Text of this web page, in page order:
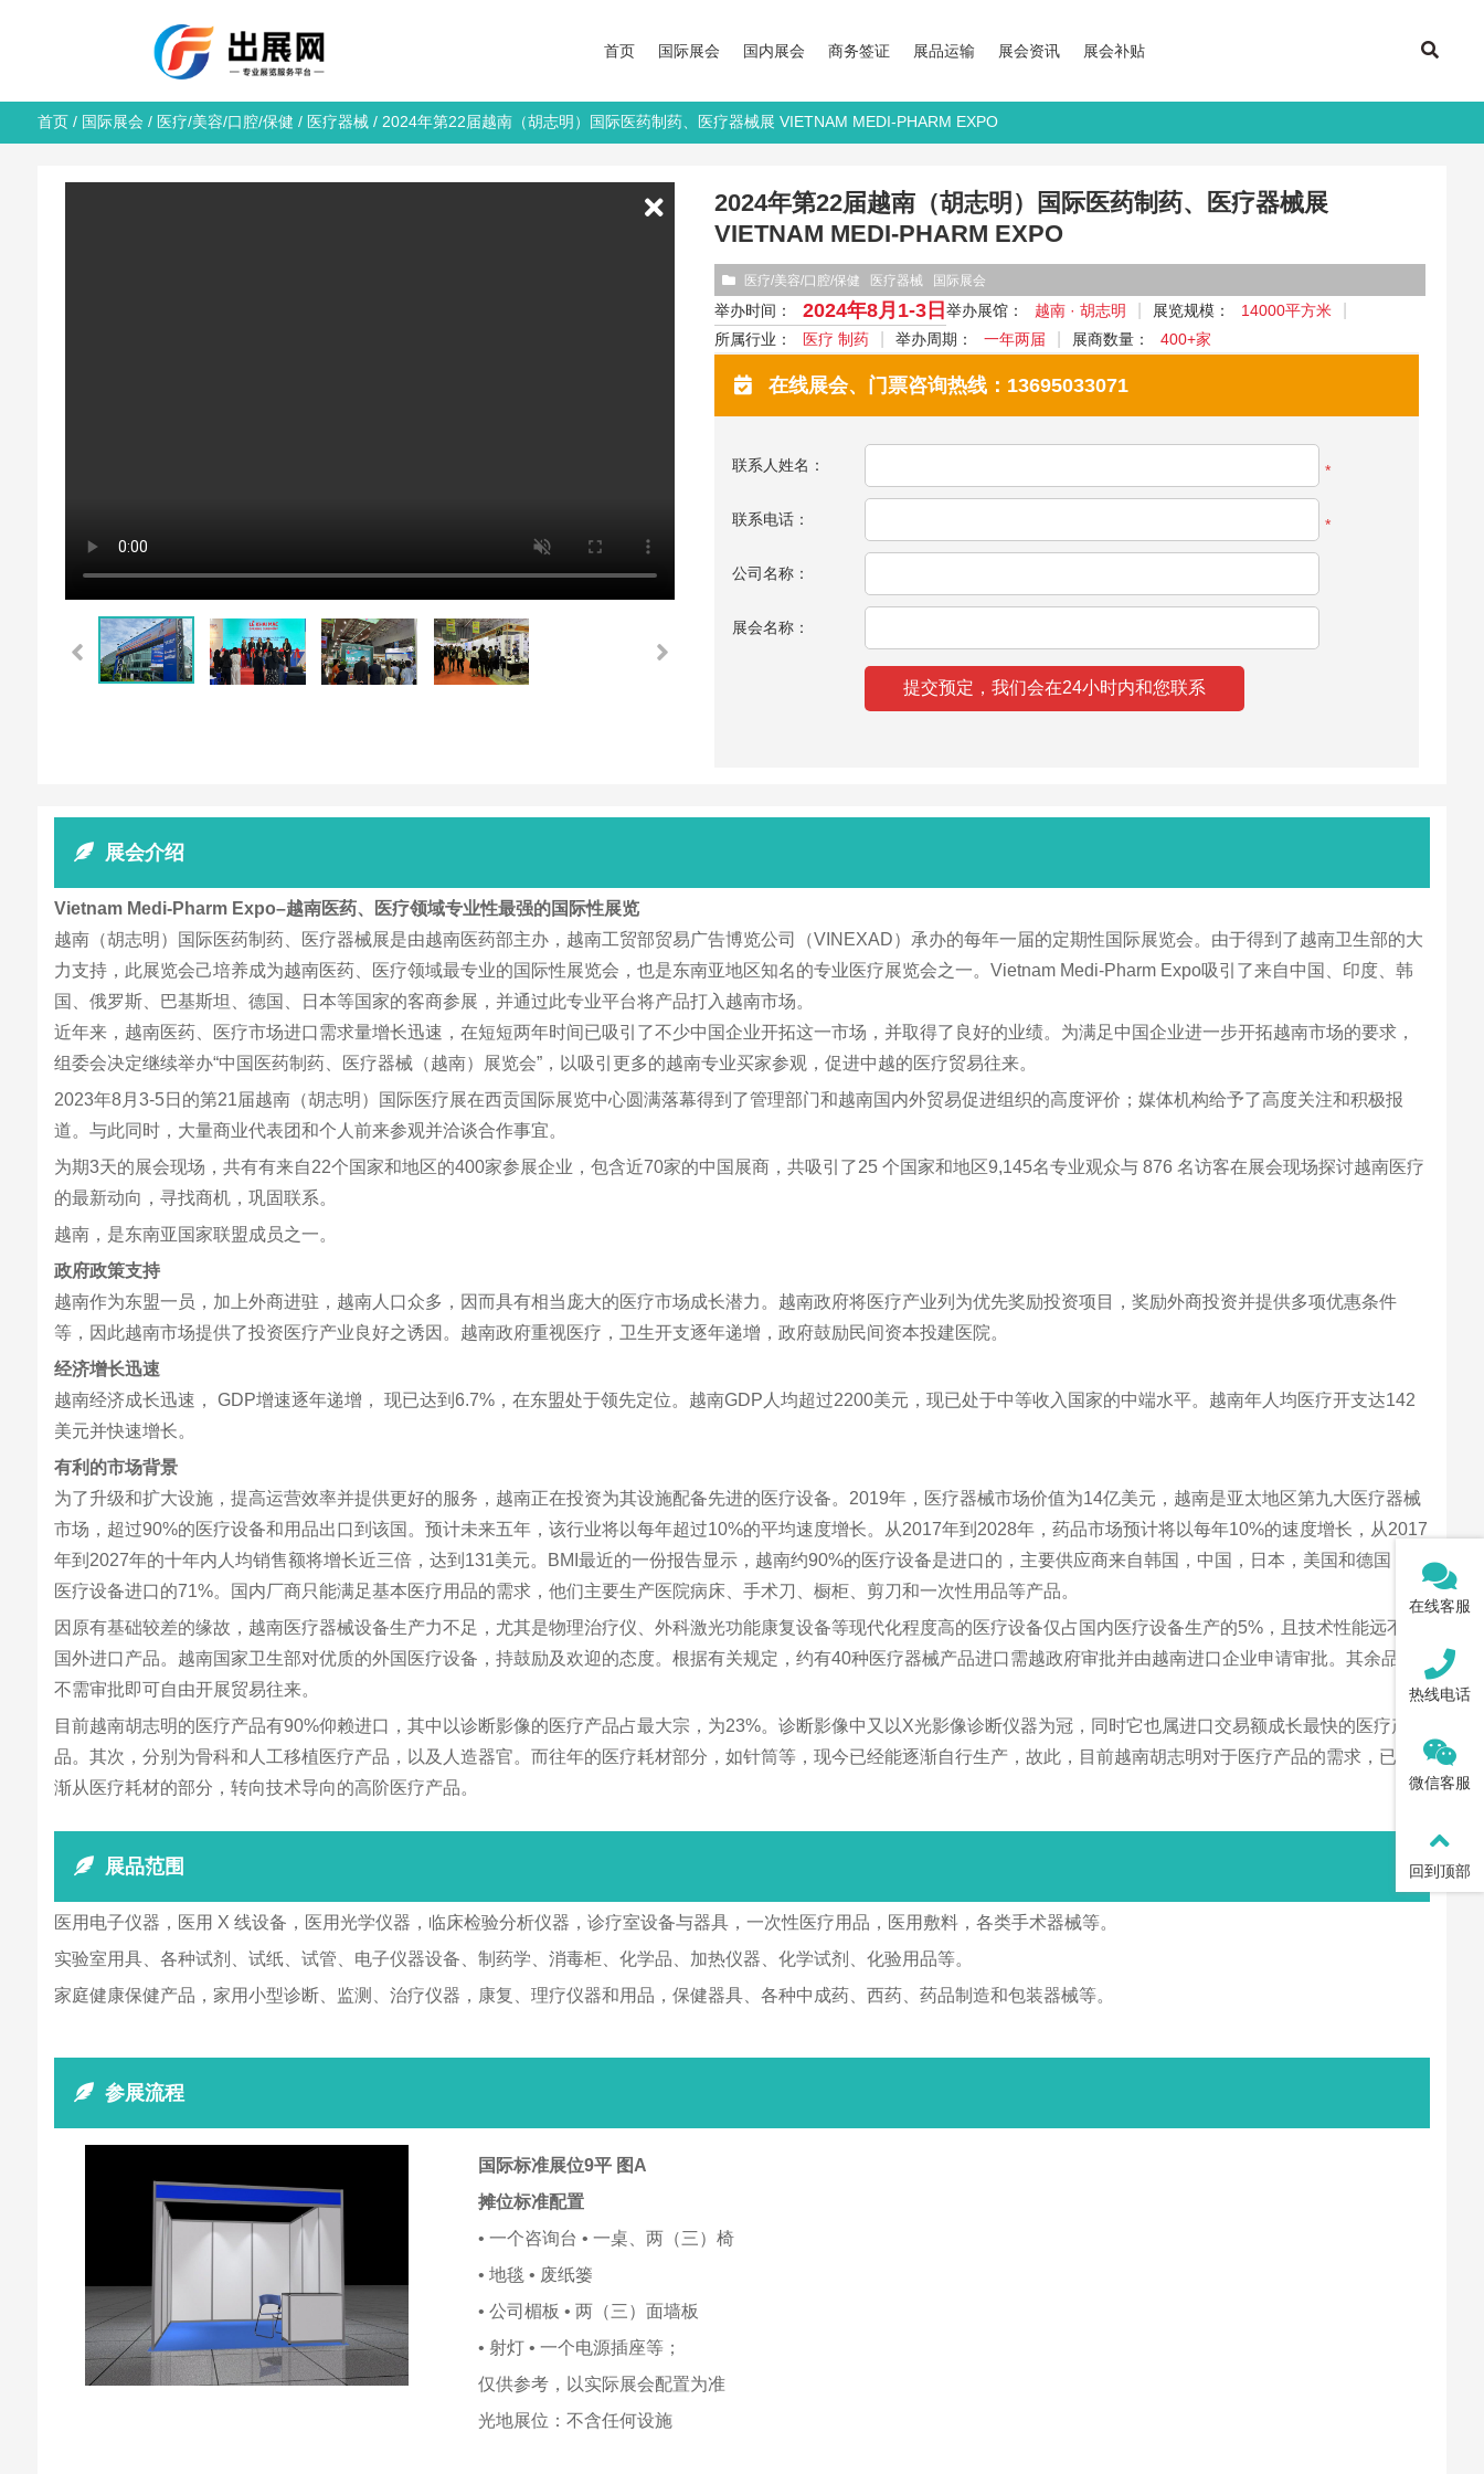
首页 国际展会 国内展会 商务签证 展品运输 展会资讯 展会补贴
首页/ 国际展会 / 医疗/美容/口腔/保健 / 医疗器械/ 2024年第22届越南（胡志明）国际医药制药、医疗器械展 VIETNAM MEDI-PHARM EXPO
2024年第22届越南（胡志明）国际医药制药、医疗器械展
VIETNAM MEDI-PHARM EXPO
医疗/美容/口腔/保健 医疗器械 国际展会
举办时间： 2024年8月1-3日举办展馆： 越南 · 胡志明 展览规模：
14000平方米
所属行业：
医疗 制药 举办周期： 一年两届 展商数量： 400+家
在线展会、门票咨询热线：13695033071
联系人姓名： *
联系电话： *
公司名称：
展会名称：
展会介绍
Vietnam Medi-Pharm Expo–越南医药、医疗领域专业性最强的国际性展览
越南（胡志明）国际医药制药、医疗器械展是由越南医药部主办，越南工贸部贸易广告博览公司（VINEXAD）承办的每年一届的定期性国际展览会。由于得到了越南卫生部的大
力支持，此展览会己培养成为越南医药、医疗领域最专业的国际性展览会，也是东南亚地区知名的专业医疗展览会之一。Vietnam Medi-Pharm Expo吸引了来自中国、印度、韩
国、俄罗斯、巴基斯坦、德国、日本等国家的客商参展，并通过此专业平台将产品打入越南市场。
近年来，越南医药、医疗市场进口需求量增长迅速，在短短两年时间已吸引了不少中国企业开拓这一市场，并取得了良好的业绩。为满足中国企业进一步开拓越南市场的要求，
组委会决定继续举办“中国医药制药、医疗器械（越南）展览会”，以吸引更多的越南专业买家参观，促进中越的医疗贸易往来。
2023年8月3-5日的第21届越南（胡志明）国际医疗展在西贡国际展览中心圆满落幕得到了管理部门和越南国内外贸易促进组织的高度评价；媒体机构给予了高度关注和积极报
道。与此同时，大量商业代表团和个人前来参观并洽谈合作事宜。
为期3天的展会现场，共有有来自22个国家和地区的400家参展企业，包含近70家的中国展商，共吸引了25 个国家和地区9,145名专业观众与 876 名访客在展会现场探讨越南医疗
的最新动向，寻找商机，巩固联系。
越南，是东南亚国家联盟成员之一。
政府政策支持
越南作为东盟一员，加上外商进驻，越南人口众多，因而具有相当庞大的医疗市场成长潜力。越南政府将医疗产业列为优先奖励投资项目，奖励外商投资并提供多项优惠条件
等，因此越南市场提供了投资医疗产业良好之诱因。越南政府重视医疗，卫生开支逐年递增，政府鼓励民间资本投建医院。
经济增长迅速
越南经济成长迅速， GDP增速逐年递增， 现已达到6.7%，在东盟处于领先定位。越南GDP人均超过2200美元，现已处于中等收入国家的中端水平。越南年人均医疗开支达142
美元并快速增长。
有利的市场背景
为了升级和扩大设施，提高运营效率并提供更好的服务，越南正在投资为其设施配备先进的医疗设备。2019年，医疗器械市场价值为14亿美元，越南是亚太地区第九大医疗器械
市场，超过90%的医疗设备和用品出口到该国。预计未来五年，该行业将以每年超过10%的平均速度增长。从2017年到2028年，药品市场预计将以每年10%的速度增长，从2017
年到2027年的十年内人均销售额将增长近三倍，达到131美元。BMI最近的一份报告显示，越南约90%的医疗设备是进口的，主要供应商来自韩国，中国，日本，美国和德国，占
医疗设备进口的71%。国内厂商只能满足基本医疗用品的需求，他们主要生产医院病床、手术刀、橱柜、剪刀和一次性用品等产品。
因原有基础较差的缘故，越南医疗器械设备生产力不足，尤其是物理治疗仪、外科激光功能康复设备等现代化程度高的医疗设备仅占国内医疗设备生产的5%，且技术性能远不如
国外进口产品。越南国家卫生部对优质的外国医疗设备，持鼓励及欢迎的态度。根据有关规定，约有40种医疗器械产品进口需越政府审批并由越南进口企业申请审批。其余品种
不需审批即可自由开展贸易往来。
目前越南胡志明的医疗产品有90%仰赖进口，其中以诊断影像的医疗产品占最大宗，为23%。诊断影像中又以X光影像诊断仪器为冠，同时它也属进口交易额成长最快的医疗产
品。其次，分别为骨科和人工移植医疗产品，以及人造器官。而往年的医疗耗材部分，如针筒等，现今已经能逐渐自行生产，故此，目前越南胡志明对于医疗产品的需求，已渐
渐从医疗耗材的部分，转向技术导向的高阶医疗产品。
展品范围
医用电子仪器，医用 X 线设备，医用光学仪器，临床检验分析仪器，诊疗室设备与器具，一次性医疗用品，医用敷料，各类手术器械等。
实验室用具、各种试剂、试纸、试管、电子仪器设备、制药学、消毒柜、化学品、加热仪器、化学试剂、化验用品等。
家庭健康保健产品，家用小型诊断、监测、治疗仪器，康复、理疗仪器和用品，保健器具、各种中成药、西药、药品制造和包装器械等。
参展流程
国际标准展位9平 图A
摊位标准配置
• 一个咨询台 • 一桌、两（三）椅
• 地毯 • 废纸篓
• 公司楣板 • 两（三）面墙板
• 射灯 • 一个电源插座等；
仅供参考，以实际展会配置为准
光地展位：不含任何设施
在线客服
热线电话
微信客服
回到顶部